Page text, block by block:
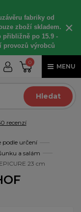
fabriky od
zboží skladem.
přibližně po 15.9 -
provozů výrobců
×
0
MENU
Hledat
recenzí
podle určení
a salám
23 cm